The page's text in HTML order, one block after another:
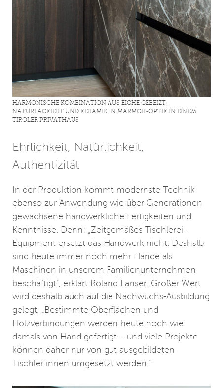
HARMONISCHE KOMBINATION AUS EICHE GEBEIZT,
NATURLACKIERT UND KERAMIK IN MARMOR-OPTIK IN EINEM
TIROLER PRIVATHAUS
Ehrlichkeit, Natürlichkeit,
Authentizität
In der Produktion kommt modernste Technik
ebenso zur Anwendung wie über Generationen
gewachsene handwerkliche Fertigkeiten und
Kenntnisse. Denn: „Zeitgemäßes Tischlerei-
Equipment ersetzt das Handwerk nicht. Deshalb
sind heute immer noch mehr Hände als
Maschinen in unserem Familienunternehmen
beschäftigt“, erklärt Roland Lanser. Großer Wert
wird deshalb auch auf die Nachwuchs-Ausbildung
gelegt. „Bestimmte Oberflächen und
Holzverbindungen werden heute noch wie
damals von Hand gefertigt – und viele Projekte
können daher nur von gut ausgebildeten
Tischler:innen umgesetzt werden.“